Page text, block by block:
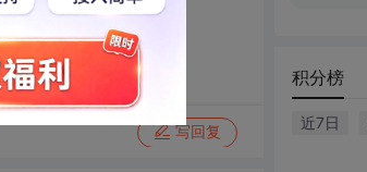
写回复
积分榜
近7日